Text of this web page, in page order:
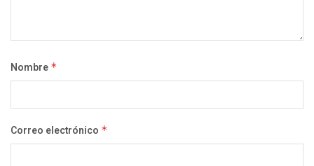
Nombre *
Correo electrónico *